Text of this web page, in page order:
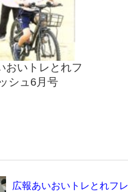
おいトレとれフ
シュ6月号
広報あいおいトレとれフ